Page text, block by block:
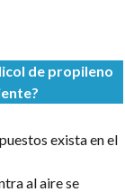
de propileno
exista en el
al aire se